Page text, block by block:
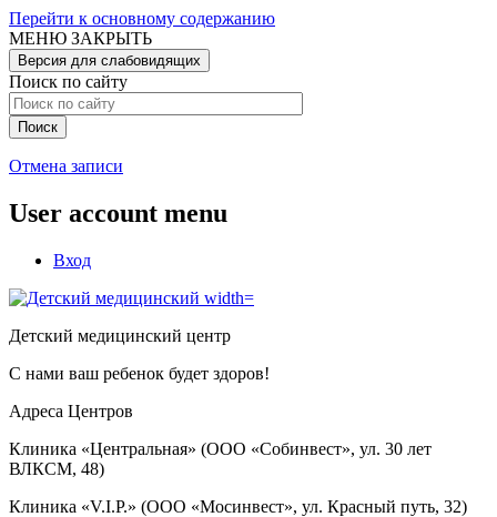
Перейти к основному содержанию
МЕНЮ ЗАКРЫТЬ
Версия для слабовидящих
Поиск по сайту
Отмена записи
User account menu
Вход
Детский медицинский центр
С нами ваш ребенок будет здоров!
Адреса Центров
Клиника «Центральная» (ООО «Собинвест», ул. 30 лет
ВЛКСМ, 48)
Клиника «V.I.P.» (ООО «Мосинвест», ул. Красный путь, 32)